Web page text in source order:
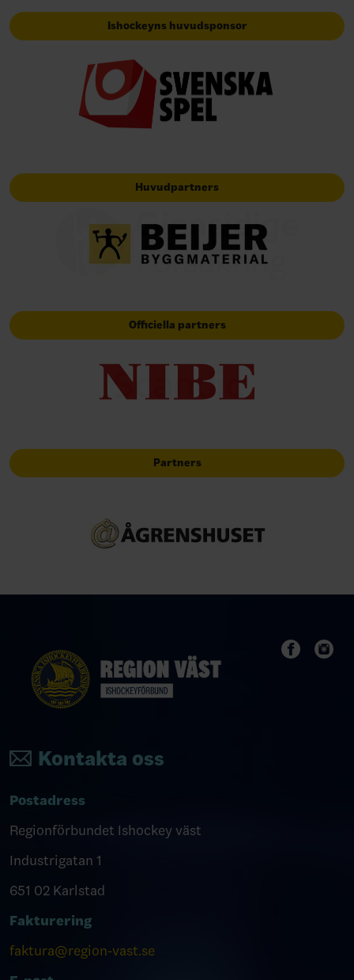
Ishockeyns huvudsponsor
Huvudpartners
Officiella partners
Partners
Kontakta oss
Postadress
Regionförbundet Ishockey väst
Industrigatan 1
651 02 Karlstad
Fakturering
faktura@region-vast.se